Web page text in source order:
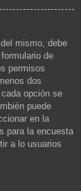
mismo, debe
de
permisos
dos
opción se
puede
en la
para la encuesta
a lo usuarios